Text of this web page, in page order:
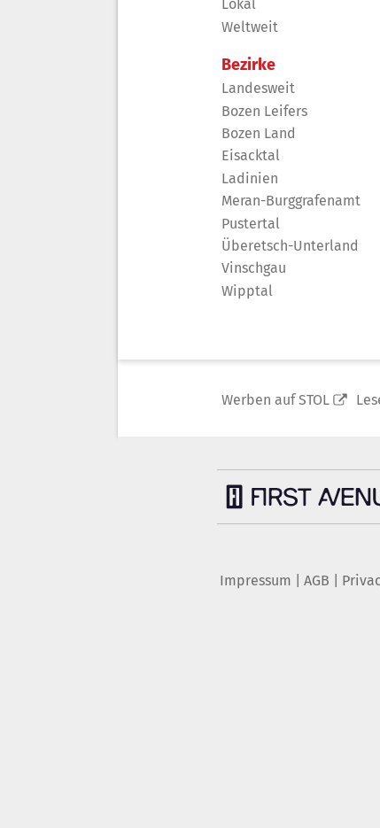
Lokal
Weltweit
Bezirke
Landesweit
Bozen Leifers
Bozen Land
Eisacktal
Ladinien
Meran-Burggrafenamt
Pustertal
Überetsch-Unterland
Vinschgau
Wipptal
Werben auf STOL
Impressum AGB